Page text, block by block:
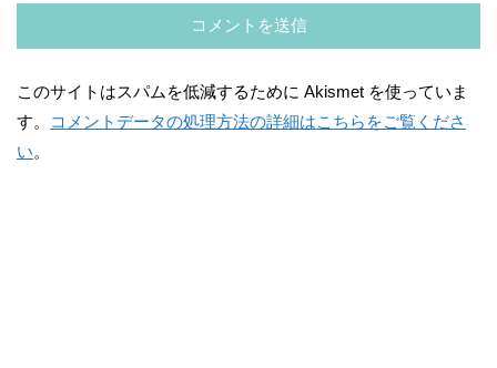
このサイトはスパムを低減するために Akismet を使っていま
す。
コメントデータの処理方法の詳細はこちらをご覧くださ
い。